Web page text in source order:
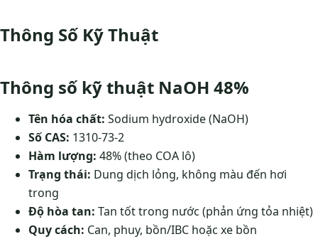
Thông Số Kỹ Thuật
Thông số kỹ thuật NaOH 48%
Tên hóa chất: Sodium hydroxide (NaOH)
Số CAS: 1310-73-2
Hàm lượng: 48% (theo COA lô)
Trạng thái: Dung dịch lỏng, không màu đến hơi
trong
Độ hòa tan: Tan tốt trong nước (phản ứng tỏa nhiệt)
Quy cách: Can, phuy, bồn/IBC hoặc xe bồn